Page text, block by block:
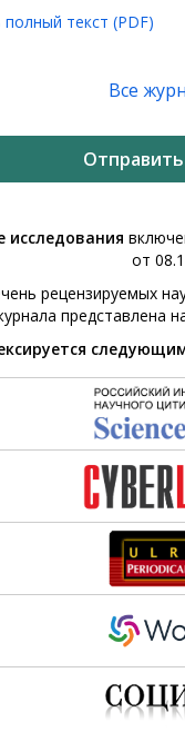
текст (PDF)
Все
исследования
от
рецензируемых
представлена